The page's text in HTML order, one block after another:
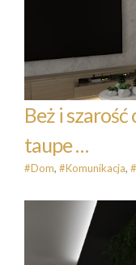
Beż i
#Dom
Beż i
taupe …
#Dom, #Komunikacja,